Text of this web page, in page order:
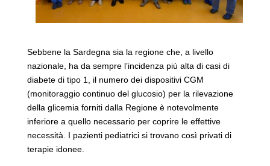
Sebbene la Sardegna sia la regione che, a livello
nazionale, ha da sempre l’incidenza più alta di casi di
diabete di tipo 1, il numero dei dispositivi CGM
(monitoraggio continuo del glucosio) per la rilevazione
della glicemia forniti dalla Regione è notevolmente
inferiore a quello necessario per coprire le effettive
necessità. I pazienti pediatrici si trovano così privati di
terapie idonee.